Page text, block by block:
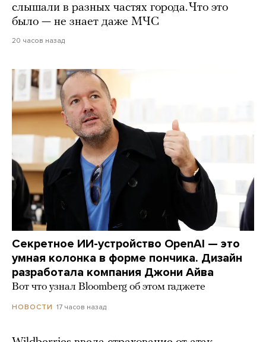
слышали в разных частях города. Что это
было — не знает даже МЧС
20 часов назад
Секретное ИИ-устройство OpenAI — это
умная колонка в форме пончика. Дизайн
разработала компания Джони Айва
Вот что узнал Bloomberg об этом гаджете
НОВОСТИ 17 часов назад